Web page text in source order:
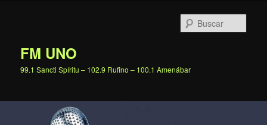
FM UNO
99.1 Sancti Spíritu – 102.9 Rufino – 100.1 Amenábar